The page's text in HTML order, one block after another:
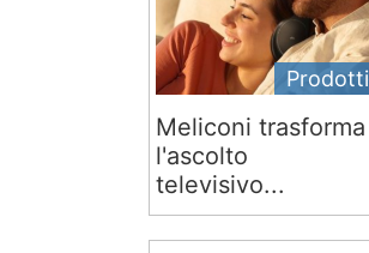
Prodotti
Meliconi trasforma
l'ascolto
televisivo...